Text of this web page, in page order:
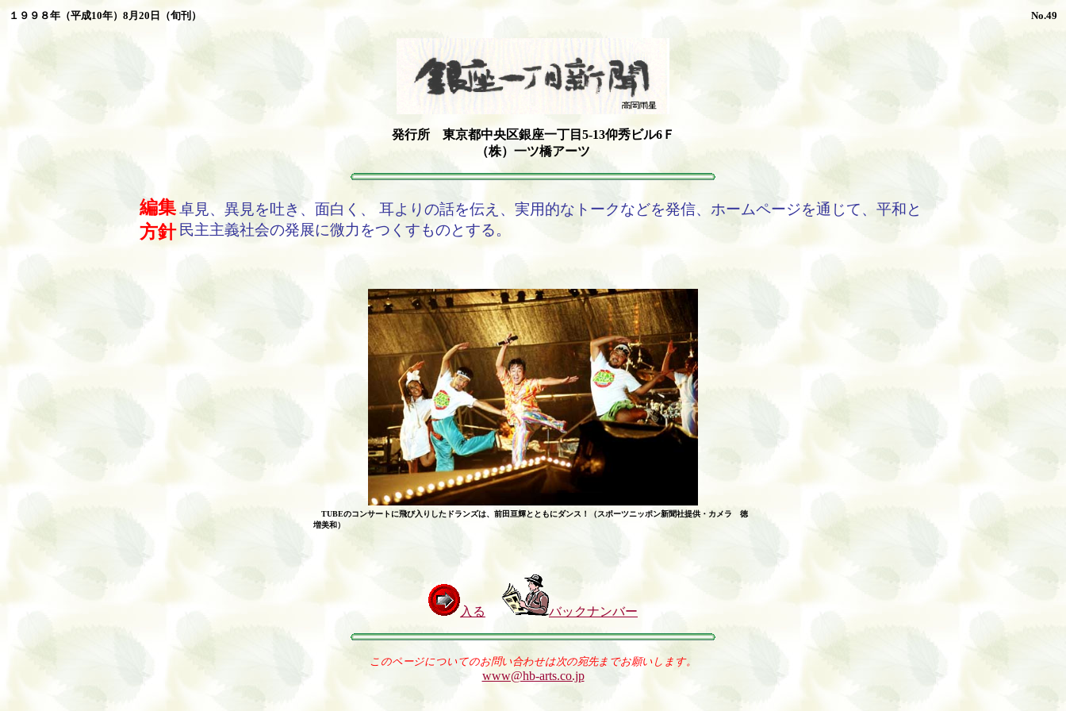
１９９８年（平成10年）8月20日（旬刊） No.49
発行所 東京都中央区銀座一丁目5-13仰秀ビル6Ｆ
（株）一ツ橋アーツ
編集
方針
卓見、異見を吐き、面白く、 耳よりの話を伝え、実用的なトークなどを発信、ホームページを通じて、平和と
民主主義社会の発展に微力をつくすものとする。
TUBEのコンサートに飛び入りしたドランズは、前田亘輝とともにダンス！
（スポーツニッポン新聞社提供・カメラ 徳
増美和）
入る バックナンバー
このページについてのお問い合わせは次の宛先までお願いします。
www@hb-arts.co.jp